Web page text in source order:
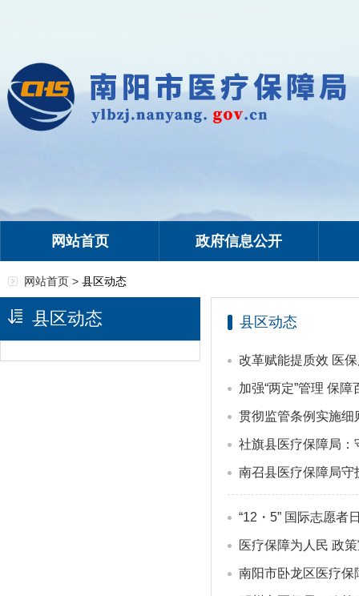
网站首页 政府信息公开
网站首页 > 县区动态
县区动态 县区动态
改革赋能提质效 医
加强“两定”管理 保
贯彻监管条例实施
社旗县医疗保障局：
南召县医疗保障局守
“12・5” 国际志愿者
医疗保障为人民 政
南阳市卧龙区医疗保